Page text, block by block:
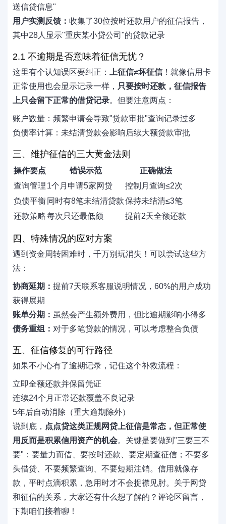
送信贷信息"
用户实测反馈： 收集了30位按时还款用户的征信报告，
其中28人显示"重庆某小贷公司"的贷款记录
2.1 不逾期是否意味着征信无忧？
这里有个认知误区要纠正： 上征信≠坏征信！就像信用卡
正常使用也会显示记录一样， 只要按时还款，征信报告
上只会留下正常的借贷记录。但要注意两点：
账户数量：频繁申请会导致"贷款审批"查询记录过多
负债率计算：未结清贷款会影响后续大额贷款审批
三、维护征信的三大黄金法则
操作要点 错误示范
正确做法
查询管理 1个月申请5家网贷
控制月查询≤2次
负债平衡 同时有8笔未结清贷款保持未结清≤3笔
还款策略每次只还最低额 提前2天全额还款
四、特殊情况的应对方案
遇到资金周转困难时，千万别玩消失！可以尝试这些方
法：
协商延期： 提前7天联系客服说明情况，60%的用户成功
获得展期
账单分期： 虽然会产生额外费用，但比逾期影响小得多
债务重组： 对于多笔贷款的情况，可以考虑整合负债
五、征信修复的可行路径
如果不小心有了逾期记录，记住这个补救流程：
立即全额还款并保留凭证
连续24个月正常还款覆盖不良记录
5年后自动消除（重大逾期除外）
说到底， 点点贷这类正规网贷上征信是常态，但正常使
用反而是积累信用资产的机会。关键是要做到"三要三不
要"：要量力而借、要按时还款、要定期查征信；不要多
头借贷、不要频繁查询、不要短期注销。信用就像存
款，平时点滴积累，急用时才不会捉襟见肘。关于网贷
和征信的关系，大家还有什么想了解的？评论区留言，
下期咱们接着聊！